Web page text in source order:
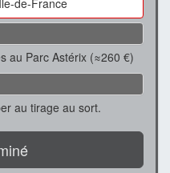
au Parc Astérix (≈260 €)
au tirage au sort.